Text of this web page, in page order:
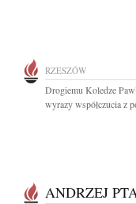
RZESZÓW
Drogiemu Koledze
wyrazy współczucia z
ANDRZEJ